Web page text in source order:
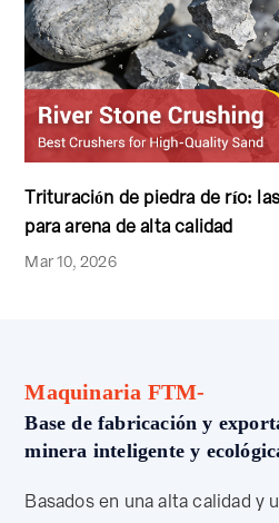
Trituración de piedra de río:
para arena de alta calidad
Mar 10, 2026
Maquinaria FTM-
Base de fabricación y
minera inteligente y
Basados en una alta calidad y